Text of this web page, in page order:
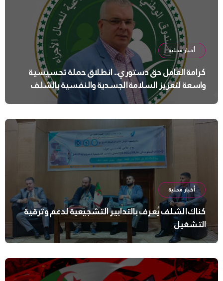
أخبار محلية
كرامة العامل حق دستوري.. انطلاق حملة تحسيسية
واسعة لتعزيز السلامة الجسدية والنفسية بالشلف
أخبار محلية
كناك الشلف يُعرف بالتدابير التشجيعية لدعم وترقية
التشغيل